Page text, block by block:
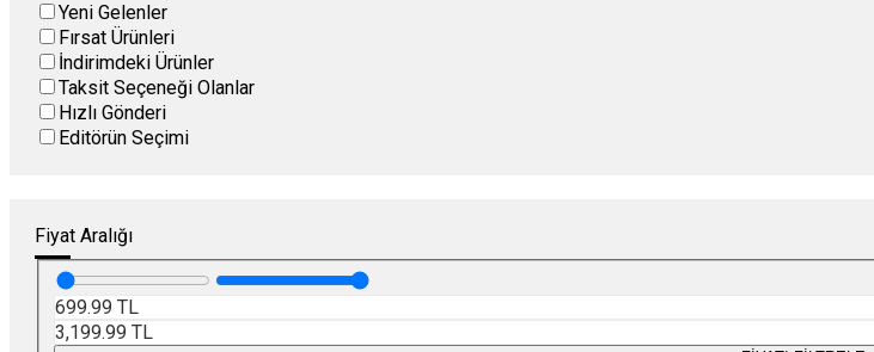
Yeni Gelenler
Fırsat Ürünleri
İndirimdeki Ürünler
Taksit Seçeneği Olanlar
Hızlı Gönderi
Editörün Seçimi
Fiyat Aralığı
699.99 TL
3,199.99 TL